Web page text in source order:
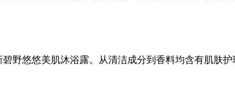
野悠悠美肌沐浴露。从清洁成分到香料均含有肌肤